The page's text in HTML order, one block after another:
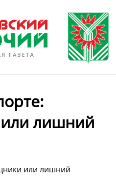
лишний
или лишний